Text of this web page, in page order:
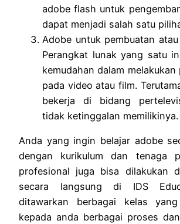
adobe flash untuk
dapat menjadi salah satu
Adobe untuk pembuatan
Perangkat lunak yang satu
kemudahan dalam
pada video atau film.
bekerja di bidang
tidak ketinggalan memilikinya.
Anda yang ingin belajar adobe
dengan kurikulum dan tenaga
profesional juga bisa dilakukan
secara langsung di IDS
ditawarkan berbagai kelas yang
kepada anda berbagai proses